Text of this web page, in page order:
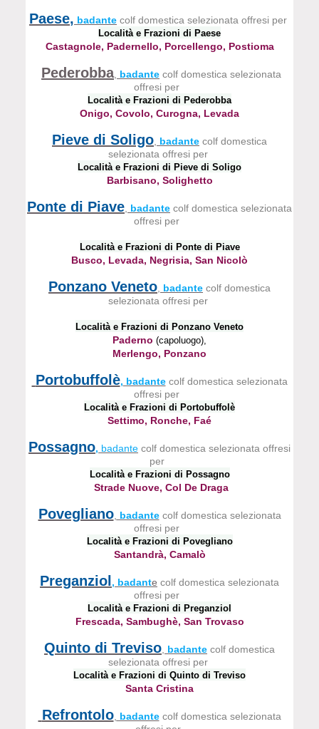
Paese, badante colf domestica selezionata offresi per
Località e Frazioni di Paese
Castagnole, Padernello, Porcellengo, Postioma
Pederobba, badante colf domestica selezionata
offresi per
Località e Frazioni di Pederobba
Onigo, Covolo, Curogna, Levada
Pieve di Soligo badante colf domestica
selezionata offresi per
Località e Frazioni di Pieve di Soligo
Barbisano, Solighetto
Ponte di Piave badante colf domestica selezionata
offresi per
Località e Frazioni di Ponte di Piave
Busco, Levada, Negrisia, San Nicolò
Ponzano Veneto badante colf domestica
selezionata offresi per
Località e Frazioni di Ponzano Veneto
Paderno (capoluogo),
Merlengo, Ponzano
Portobuffolè, badante colf domestica selezionata
offresi per
Località e Frazioni di Portobuffolè
Settimo, Ronche, Faé
Possagno, badante colf domestica selezionata offresi
per
Località e Frazioni di Possagno
Strade Nuove, Col De Draga
Povegliano, badante colf domestica selezionata
offresi per
Località e Frazioni di Povegliano
Santandrà, Camalò
Preganziol, badante colf domestica selezionata
offresi per
Località e Frazioni di Preganziol
Frescada, Sambughè, San Trovaso
Quinto di Treviso badante colf domestica
selezionata offresi per
Località e Frazioni di Quinto di Treviso
Santa Cristina
Refrontolo, badante colf domestica selezionata